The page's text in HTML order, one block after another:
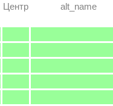
Центр alt_name